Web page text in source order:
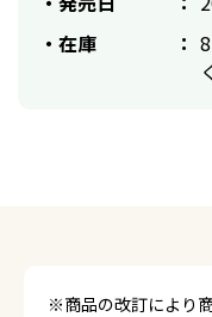
在庫
※商品の改訂により